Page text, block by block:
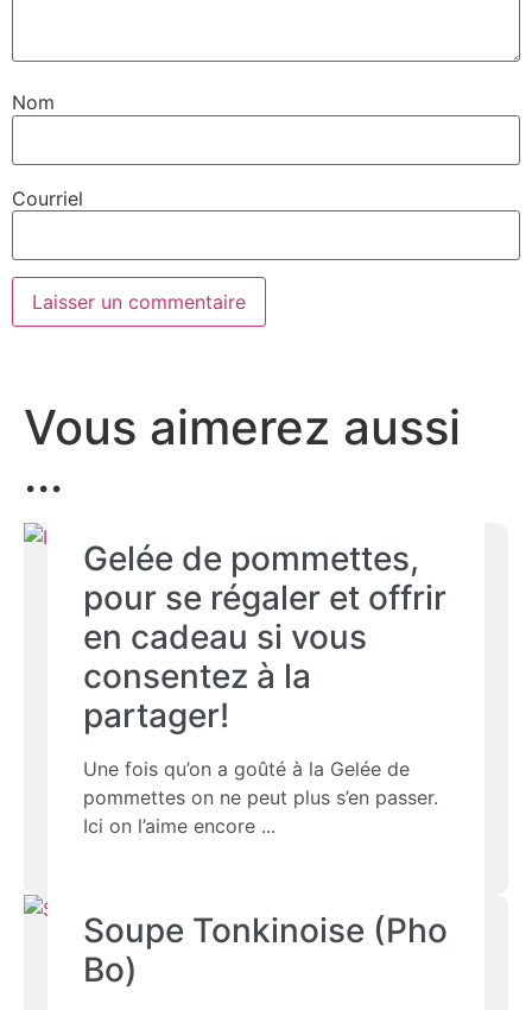
Nom
Courriel
Vous aimerez aussi
...
Gelée de pommettes,
pour se régaler et offrir
en cadeau si vous
consentez à la
partager!
Une fois qu’on a goûté à la Gelée de
pommettes on ne peut plus s’en passer.
Ici on l’aime encore
Soupe Tonkinoise (Pho
Bo)